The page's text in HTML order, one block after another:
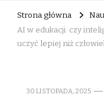
Strona główna
AI w edukacji: czy
uczyć lepiej niż
30 LISTOPADA, 2025